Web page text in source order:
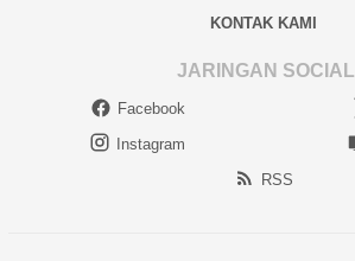
KONTAK KAMI
JARINGAN SOCIAL
Facebook
Instagram
RSS